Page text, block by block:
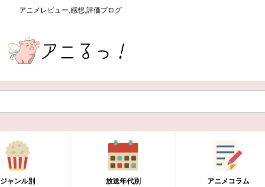
アニメレビュー,感想,評価ブログ
ジャンル別 放送年代別 アニメコラム